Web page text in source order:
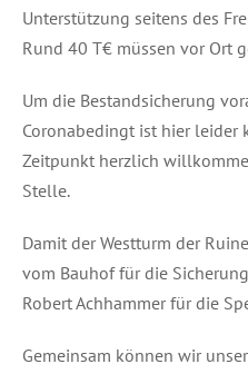
Unterstützung seitens des
Rund 40 T€ müssen vor Ort
Um die Bestandsicherung
Coronabedingt ist hier leider
Zeitpunkt herzlich
Stelle.
Damit der Westturm der
vom Bauhof für die
Robert Achhammer für die
Gemeinsam können wir